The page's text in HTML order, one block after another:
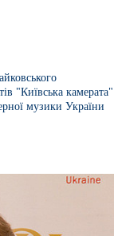
"Київська камерата"
музики України